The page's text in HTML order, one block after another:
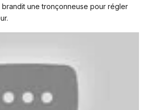
brandit une tronçonneuse pour régler